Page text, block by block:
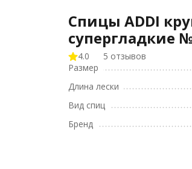
Спицы ADDI
супергладкие
4.0
5 отзывов
Размер
Длина лески
Вид спиц
Бренд